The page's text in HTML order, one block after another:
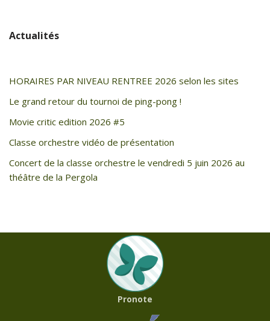
Actualités
HORAIRES PAR NIVEAU RENTREE 2026 selon les sites
Le grand retour du tournoi de ping-pong !
Movie critic edition 2026 #5
Classe orchestre vidéo de présentation
Concert de la classe orchestre le vendredi 5 juin 2026 au
théâtre de la Pergola
Pronote